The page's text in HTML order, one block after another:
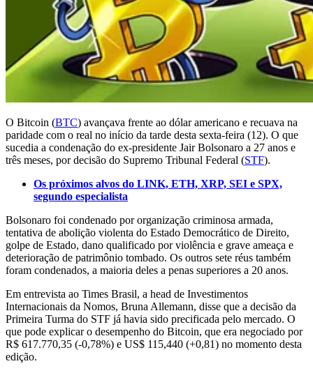
O Bitcoin (BTC) avançava frente ao dólar americano e recuava na
paridade com o real no início da tarde desta sexta-feira (12). O que
sucedia a condenação do ex-presidente Jair Bolsonaro a 27 anos e
três meses, por decisão do Supremo Tribunal Federal (STF).
Os próximos alvos do LINK, ETH, XRP, SEI e SPX,
segundo especialista
Bolsonaro foi condenado por organização criminosa armada,
tentativa de abolição violenta do Estado Democrático de Direito,
golpe de Estado, dano qualificado por violência e grave ameaça e
deterioração de patrimônio tombado. Os outros sete réus também
foram condenados, a maioria deles a penas superiores a 20 anos.
Em entrevista ao Times Brasil, a head de Investimentos
Internacionais da Nomos, Bruna Allemann, disse que a decisão da
Primeira Turma do STF já havia sido precificada pelo mercado. O
que pode explicar o desempenho do Bitcoin, que era negociado por
R$ 617.770,35 (-0,78%) e US$ 115,440 (+0,81) no momento desta
edição.